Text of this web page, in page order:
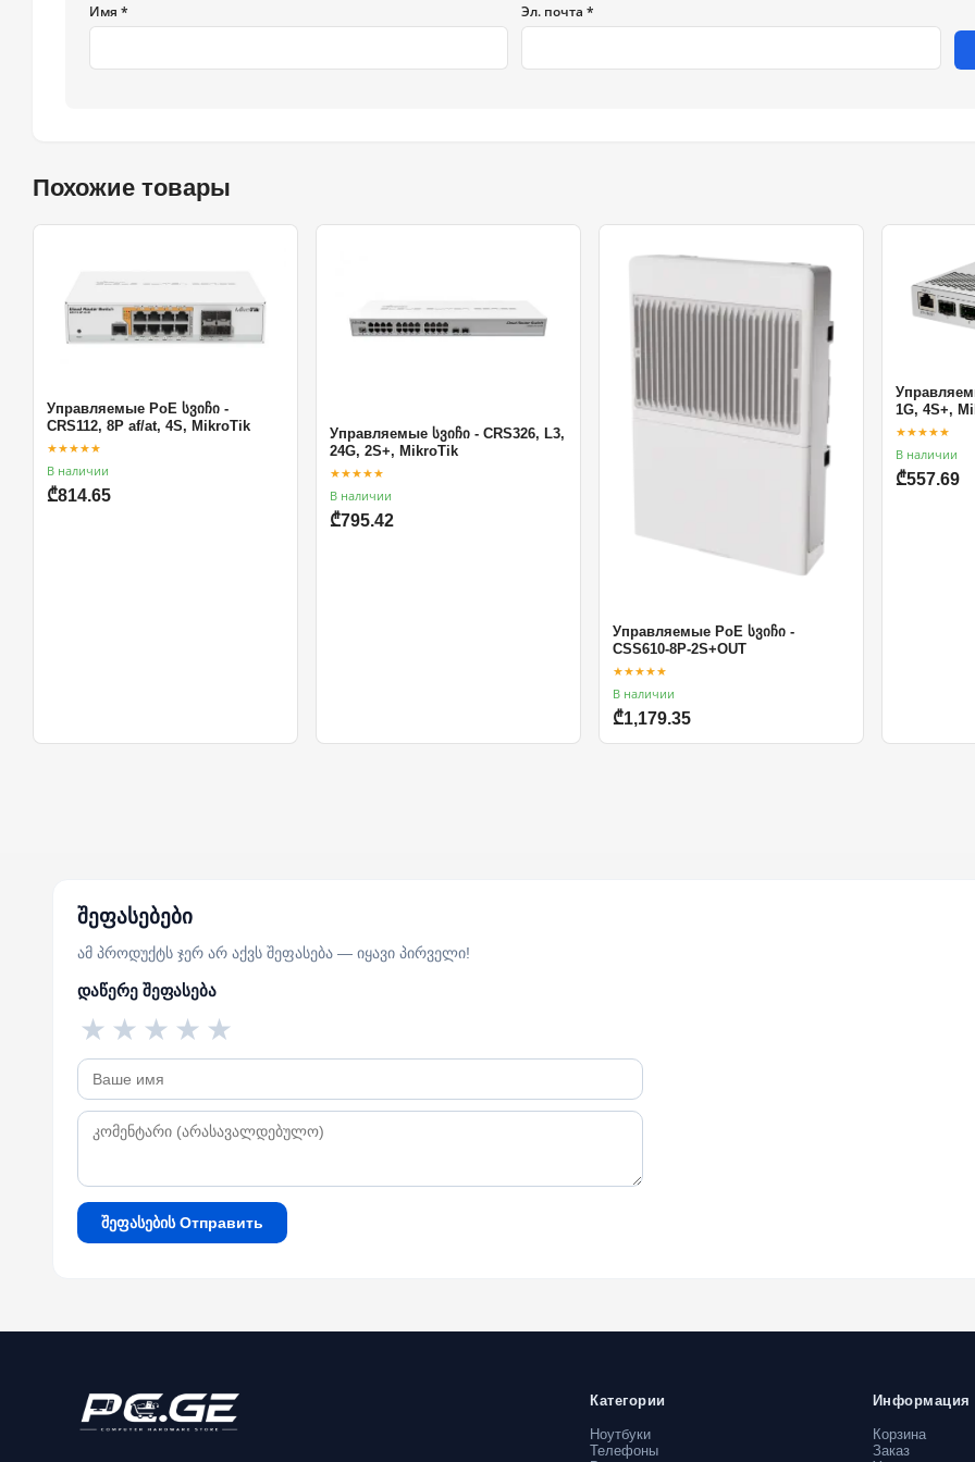
Имя * Эл. почта *
Похожие товары
Управляемые PoE სვიჩი -
CRS112, 8P af/at, 4S, MikroTik
★★★★★
В наличии
₾814.65
Управляемые სვიჩი - CRS326, L3,
24G, 2S+, MikroTik
★★★★★
В наличии
₾795.42
Управляемые PoE სვიჩი -
CSS610-8P-2S+OUT
★★★★★
В наличии
₾1,179.35
1G, 4S+,
★★★★★
В наличии
₾557.69
შეფასებები
ამ პროდუქტს ჯერ არ აქვს შეფასება — იყავი პირველი!
დაწერე შეფასება
★
★
★
★
★
შეფასების Отправить
Категории
Ноутбуки
Телефоны
Информация
Корзина
Заказ